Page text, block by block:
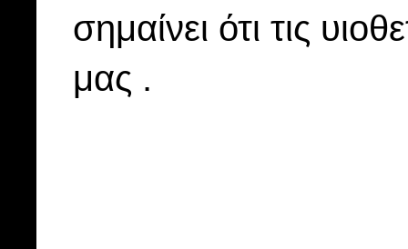
σημαίνει ότι τις
μας .